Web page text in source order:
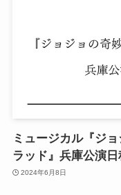
ミュージカル『ジ
ラッド』兵庫公演
2024年6月8日